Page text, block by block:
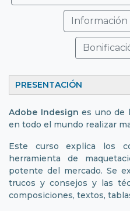
PRESENTACIÓN
Adobe Indesign es uno de
en todo el mundo realizar
Este curso explica los
herramienta de
potente del mercado. Se
trucos y consejos y las
composiciones, textos,